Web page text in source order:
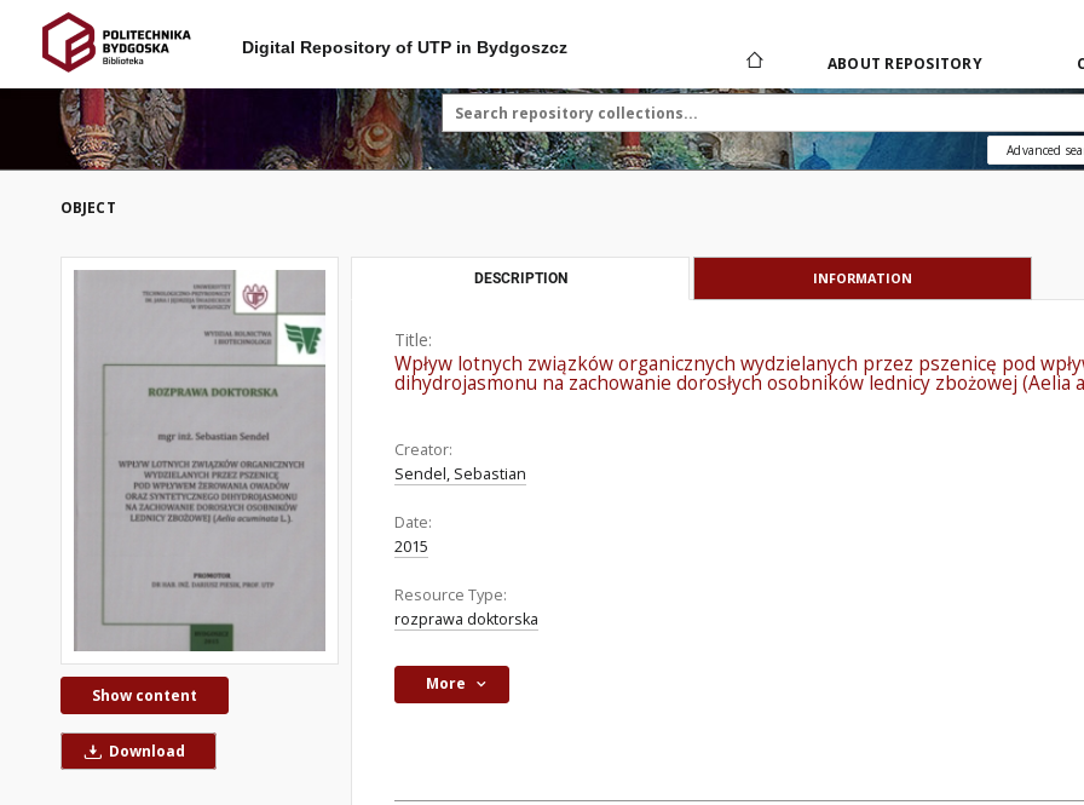
Digital Repository of UTP in Bydgoszcz
ABOUT REPOSITORY
Advanced
OBJECT
Show content
Download
DESCRIPTION INFORMATION
Title:
Wpływ lotnych związków organicznych wydzielanych przez pszenicę pod
dihydrojasmonu na zachowanie dorosłych osobników lednicy zbożowej (Aelia
Creator:
Sendel, Sebastian
Date:
2015
Resource Type:
rozprawa doktorska
More